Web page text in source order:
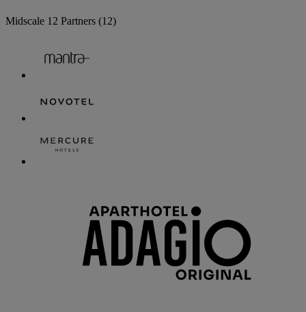
Midscale 12 Partners (12)